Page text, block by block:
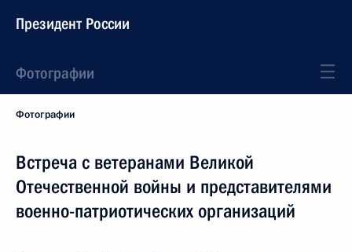
Президент России
Фотографии
Фотографии
Встреча с ветеранами Великой
Отечественной войны и представителями
военно-патриотических организаций